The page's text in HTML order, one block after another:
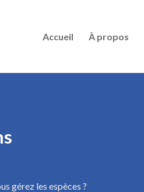
Accueil À propos
gérez les espèces ?